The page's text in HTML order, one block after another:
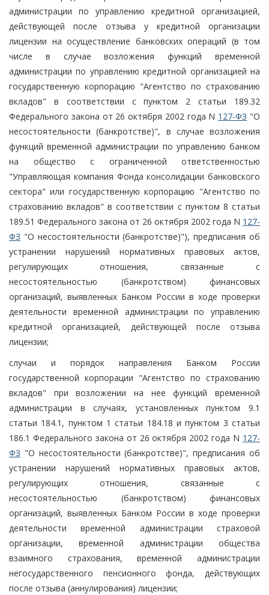
администрации по управлению кредитной организацией,
действующей после отзыва у кредитной организации
лицензии на осуществление банковских операций (в том
числе в случае возложения функций временной
администрации по управлению кредитной организацией на
государственную корпорацию "Агентство по страхованию
вкладов" в соответствии с пунктом 2 статьи 189.32
Федерального закона от 26 октября 2002 года N 127-ФЗ "О
несостоятельности (банкротстве)", в случае возложения
функций временной администрации по управлению банком
на общество с ограниченной ответственностью
"Управляющая компания Фонда консолидации банковского
сектора" или государственную корпорацию "Агентство по
страхованию вкладов" в соответствии с пунктом 8 статьи
189.51 Федерального закона от 26 октября 2002 года N 127-
ФЗ "О несостоятельности (банкротстве)"), предписания об
устранении нарушений нормативных правовых актов,
регулирующих отношения, связанные с
несостоятельностью (банкротством) финансовых
организаций, выявленных Банком России в ходе проверки
деятельности временной администрации по управлению
кредитной организацией, действующей после отзыва
лицензии;
случаи и порядок направления Банком России
государственной корпорации "Агентство по страхованию
вкладов" при возложении на нее функций временной
администрации в случаях, установленных пунктом 9.1
статьи 184.1, пунктом 1 статьи 184.18 и пунктом 3 статьи
186.1 Федерального закона от 26 октября 2002 года N 127-
ФЗ "О несостоятельности (банкротстве)", предписания об
устранении нарушений нормативных правовых актов,
регулирующих отношения, связанные с
несостоятельностью (банкротством) финансовых
организаций, выявленных Банком России в ходе проверки
деятельности временной администрации страховой
организации, временной администрации общества
взаимного страхования, временной администрации
негосударственного пенсионного фонда, действующих
после отзыва (аннулирования) лицензии;